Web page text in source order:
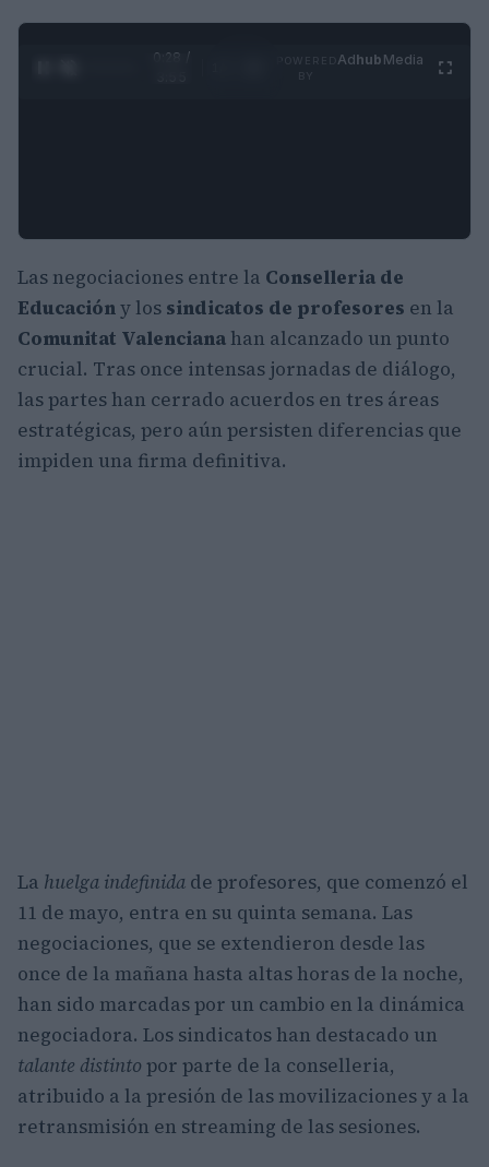
0:29 /
Adhub Media
Las negociaciones entre la Conselleria de
Educacióny los sindicatos de profesores en la
Comunitat Valenciana han alcanzado un punto
crucial. Tras once intensas jornadas de diálogo,
las partes han cerrado acuerdos en tres áreas
estratégicas, pero aún persisten diferencias que
impiden una firma definitiva.
La huelga indefinida de profesores, que comenzó el
11 de mayo, entra en su quinta semana. Las
negociaciones, que se extendieron desde las
once de la mañana hasta altas horas de la noche,
han sido marcadas por un cambio en la dinámica
negociadora. Los sindicatos han destacado un
talante distinto por parte de la conselleria,
atribuido a la presión de las movilizaciones y a la
retransmisión en streaming de las sesiones.